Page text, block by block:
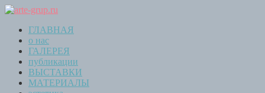
ГЛАВНАЯ
о нас
ГАЛЕРЕЯ
публикации
ВЫСТАВКИ
МАТЕРИАЛЫ